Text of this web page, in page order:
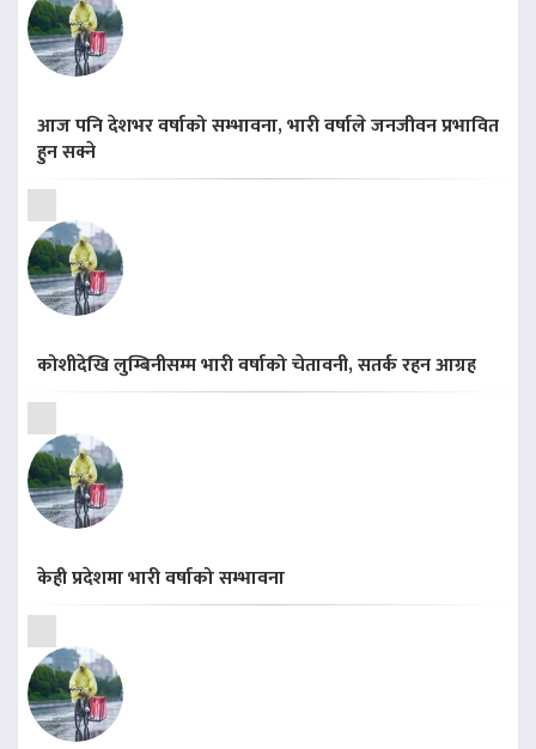
आज पनि देशभर वर्षाको सम्भावना, भारी वर्षाले जनजीवन प्रभावित
हुन सक्ने
कोशीदेखि लुम्बिनीसम्म भारी वर्षाको चेतावनी, सतर्क रहन आग्रह
केही प्रदेशमा भारी वर्षाको सम्भावना